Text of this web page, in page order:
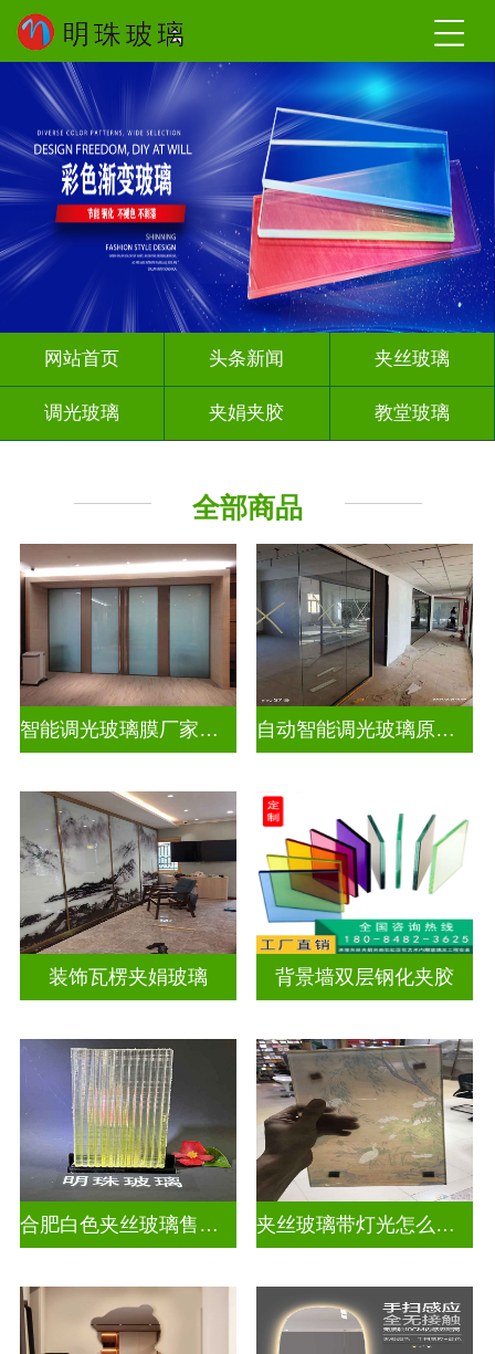
网站首页 头条新闻 夹丝玻璃
调光玻璃 夹娟夹胶 教堂玻璃
全部商品
智能调光玻璃膜厂家排名榜 自动智能调光玻璃原理是什么
装饰瓦楞夹娟玻璃 背景墙双层钢化夹胶
合肥白色夹丝玻璃售价多少 夹丝玻璃带灯光怎么安装